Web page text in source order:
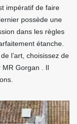
impératif de faire
possède une
dans les règles
étanche.
l’art, choisissez de
MR Gorgan . Il